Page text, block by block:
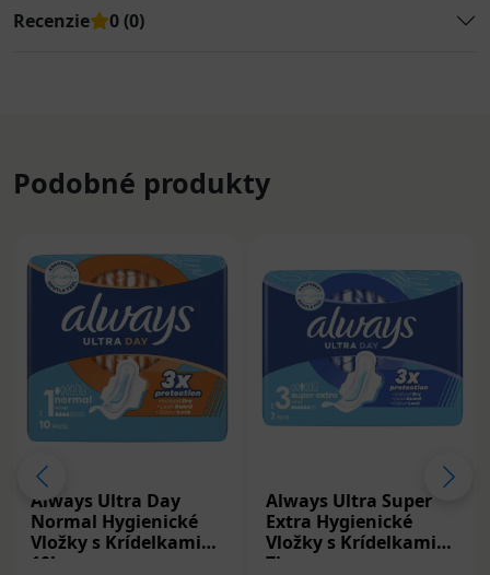
Recenzie 0 (0)
Podobné produkty
Always Ultra Day
Normal Hygienické
Vložky s Krídelkami
10ks
Always Ultra Super
Extra Hygienické
Vložky s Krídelkami
7ks